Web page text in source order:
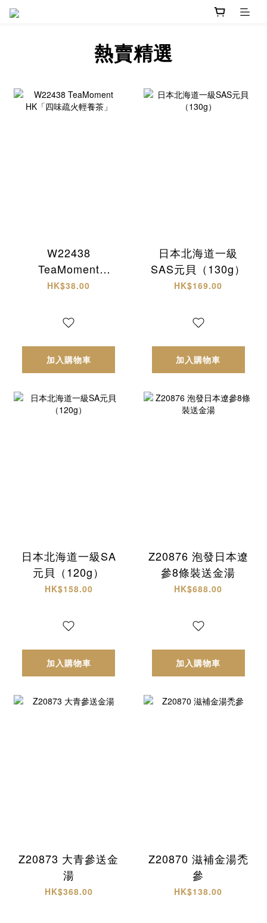
熱賣精選
W22438
TeaMoment
HK「四味疏火輕養
HK$38.00
加入購物車
日本北海道一級
SAS元貝（130g）
HK$169.00
加入購物車
日本北海道一級SA
元貝（120g）
HK$158.00
加入購物車
Z20876 泡發日本遼
參8條裝送金湯
HK$688.00
加入購物車
Z20873 大青參送金
湯
HK$368.00
Z20870 滋補金湯禿
參
HK$138.00